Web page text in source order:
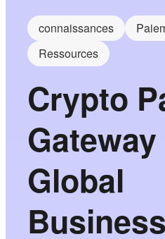
connaissances
Ressources
Crypto
Global